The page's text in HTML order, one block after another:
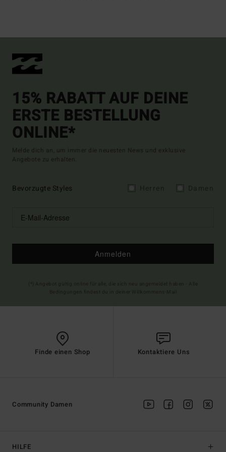
15% RABATT AUF DEINE
ERSTE BESTELLUNG
ONLINE*
Melde dich an, um immer die neuesten News und exklusive
Angebote zu erhalten.
Bevorzugte Styles
Anmelden
Finde einen Shop Kontaktiere Uns
HILFE
Community Damen